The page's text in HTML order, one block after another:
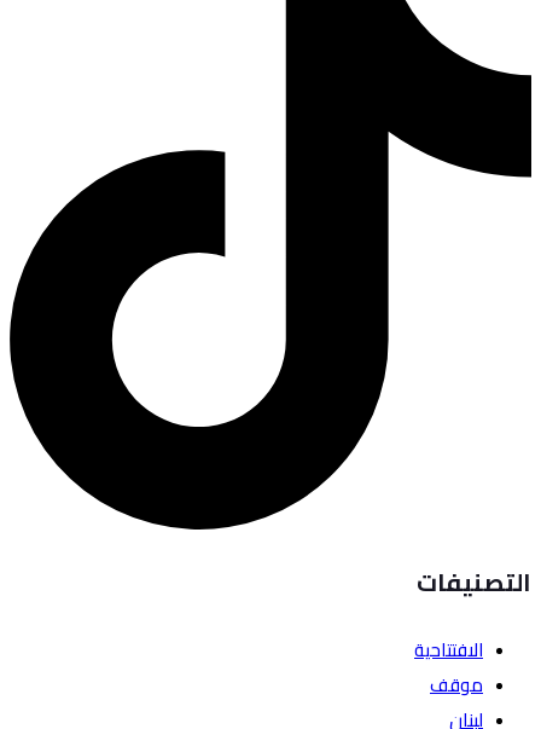
التصنيفات
الافتتاحية
موقف
لبنان